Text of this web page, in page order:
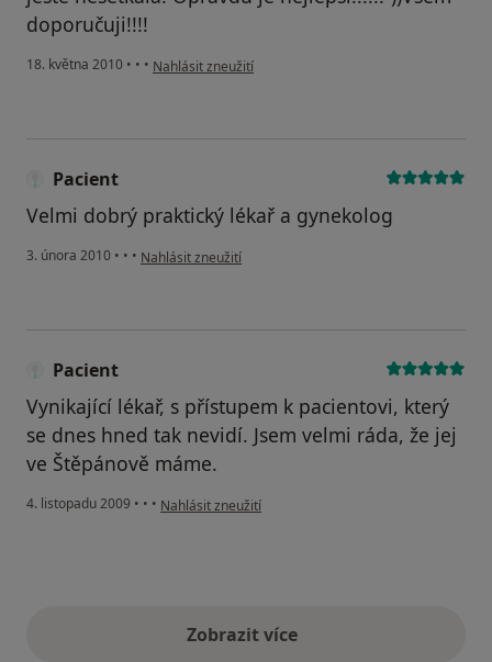
doporučuji!!!!
18. května 2010 • • • podle názoru uživatele Pacient
Nahlásit zneužití
Pacient
Velmi dobrý praktický lékař a gynekolog
3. února 2010 • • • podle názoru uživatele Pacient
Nahlásit zneužití
Pacient
Vynikající lékař, s přístupem k pacientovi, který
se dnes hned tak nevidí. Jsem velmi ráda, že jej
ve Štěpánově máme.
4. listopadu 2009 • • • podle názoru uživatele Pacient
Nahlásit zneužití
Zobrazit vícevýše uvedené názory